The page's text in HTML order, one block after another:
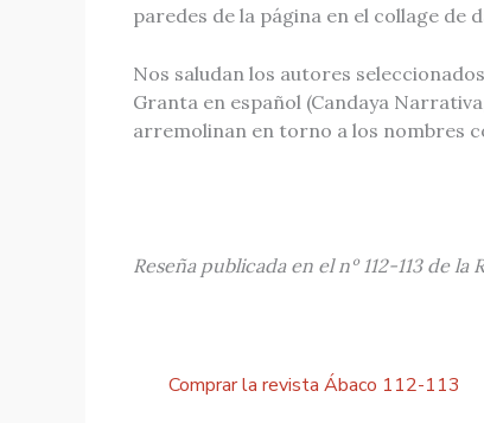
paredes de la página en el collage de
Nos saludan los autores
Granta en español (Candaya
arremolinan en torno a los nombres
Reseña publicada en el nº 112-113 de la
Comprar la revista Ábaco 112-113